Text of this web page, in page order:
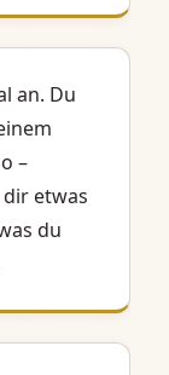
an. Du
–
etwas
du